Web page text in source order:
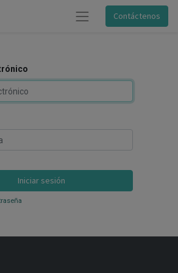
Contáctenos
Iniciar sesión